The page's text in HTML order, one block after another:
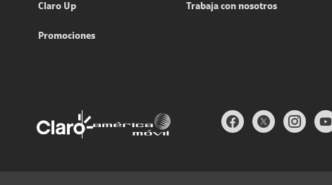
Claro Up
Promociones
Trabaja con nosotros